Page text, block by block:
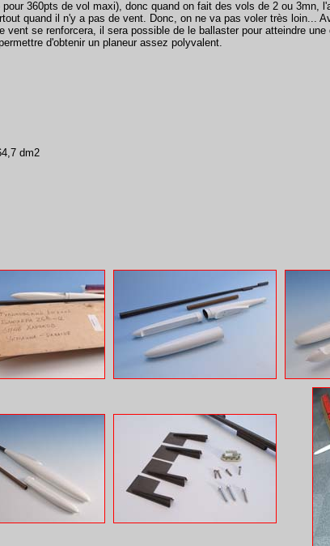
360pts de vol maxi), donc quand on fait des vols de 2 ou
quand il n'y a pas de vent. Donc, on ne va pas voler très loin...
vent se renforcera, il sera possible de le ballaster pour atteindre
d'obtenir un planeur assez polyvalent.
dm2